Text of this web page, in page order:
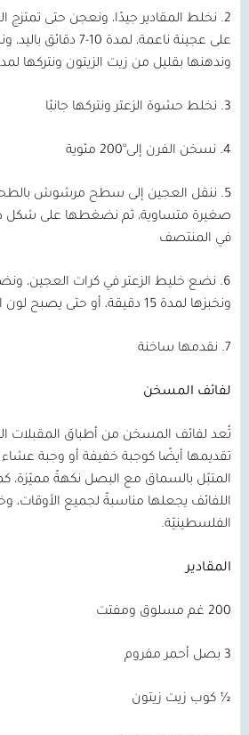
2. نخلط المقادير جيدًا، ونعجن حتى
على عجينة ناعمة، لمدة
وندهنها بقليل من زيت الزيتون ونتركها لمدة 15 دقيقة
3. نخلط حشوة الزعتر ونتركها جانبًا
4. نسخن الفرن إلى°200 مئوية
5. ننقل العجين إلى سطح مرشوش
صغيرة متساوية، ثم نضغطها على شكل
في المنتصف
6. نضع خليط الزعتر في كرات العجين،
ونخبزها لمدة 15 دقيقة، أو حتى يصبح لون الحواف ذهبيًّا
7. نقدمها ساخنة
لفائف المسخن
تُعد لفائف المسخن من أطباق المقبلات
تقديمها أيضًا كوجبة خفيفة أو وجبة
المتبّل بالسماق مع البصل نكهةً مميّزة،
اللفائف يجعلها مناسبةً لجميع الأوقات،
الفلسطينيّة.
المقادير
200 غم مسلوق ومفتت
3 بصل أحمر مفروم
½ كوب زيت زيتون